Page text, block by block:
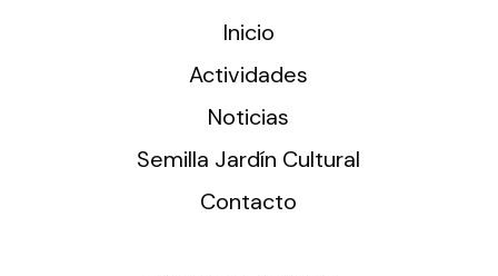
Inicio
Actividades
Noticias
Semilla Jardín Cultural
Contacto